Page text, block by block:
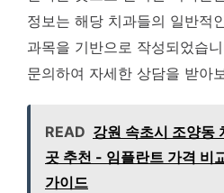
정보는 해당 치과들의 일반적
과목을 기반으로 작성되었습
문의하여 자세한 상담을 받아
READ 강원 속초시 조양동
곳 추천 - 임플란트 가격 비
가이드